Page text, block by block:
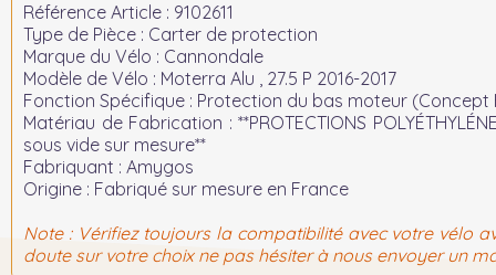
Référence Article : 9102611
Type de Pièce : Carter de protection
Marque du Vélo : Cannondale
Modèle de Vélo : Moterra Alu , 27.5 P 2016-2017
Fonction Spécifique : Protection du bas moteur (Concept
Matériau de Fabrication : **PROTECTIONS
sous vide sur mesure**
Fabriquant : Amygos
Origine : Fabriqué sur mesure en France
Note :Vérifiez toujours la compatibilité avec votre vélo
doute sur votre choix ne pas hésiter à nous envoyer un